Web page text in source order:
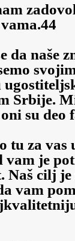
da naše
Srbije.
su deo
tu za vas
vam je
Naš cilj
vam